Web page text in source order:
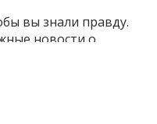
вы знали правду.
новости о